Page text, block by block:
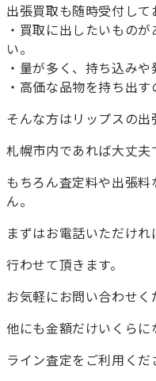
出張買取も随時受付して
・買取に出したいもの
い。
・量が多く、持ち込みや
・高価な品物を持ち出す
そんな方はリップスの出
札幌市内であれば大丈夫
もちろん査定料や出張
ん。
まずはお電話いただけ
行わせて頂きます。
お気軽にお問い合わせく
他にも金額だけいくら
ライン査定をご利用くだ